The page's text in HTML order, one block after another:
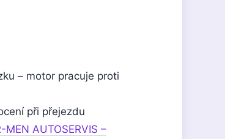
– motor pracuje proti
při přejezdu
MEN AUTOSERVIS –